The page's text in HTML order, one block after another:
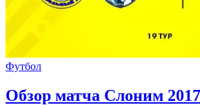
Футбол
Обзор матча Слоним